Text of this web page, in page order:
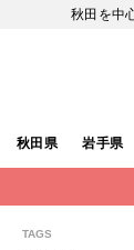
秋田を中
秋田県 岩手県